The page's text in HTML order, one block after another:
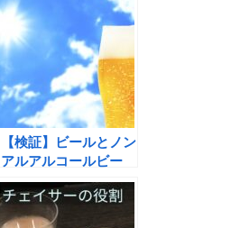
肝日で実感したこと。
【検証】ビールとノン
アルアルコールビー
ル：原材料と製法違い
を調べてみた。